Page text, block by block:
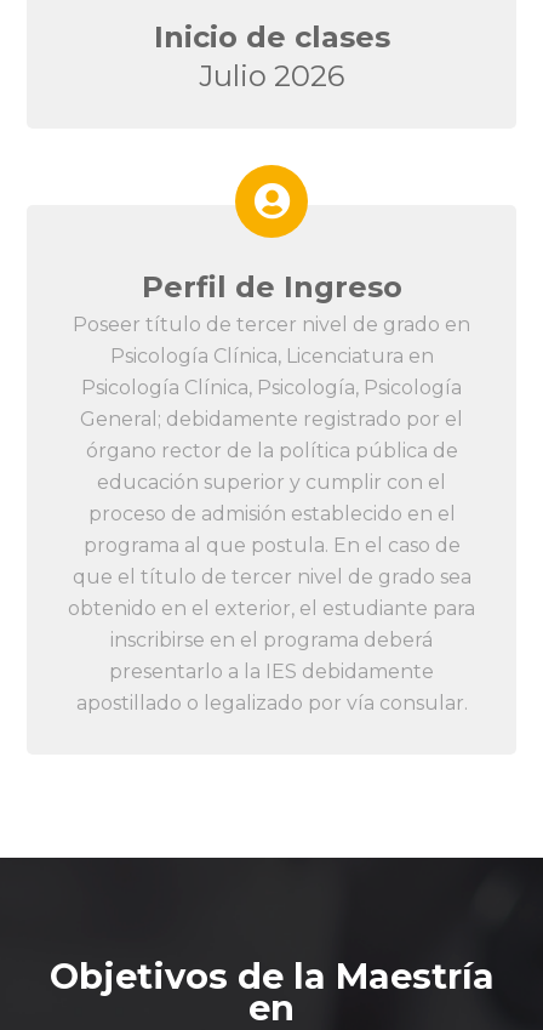
Inicio de clases
Julio 2026
Perfil de Ingreso
Poseer título de tercer nivel de grado en
Psicología Clínica, Licenciatura en
Psicología Clínica, Psicología, Psicología
General; debidamente registrado por el
órgano rector de la política pública de
educación superior y cumplir con el
proceso de admisión establecido en el
programa al que postula. En el caso de
que el título de tercer nivel de grado sea
obtenido en el exterior, el estudiante para
inscribirse en el programa deberá
presentarlo a la IES debidamente
apostillado o legalizado por vía consular.
Objetivos de la Maestría
en